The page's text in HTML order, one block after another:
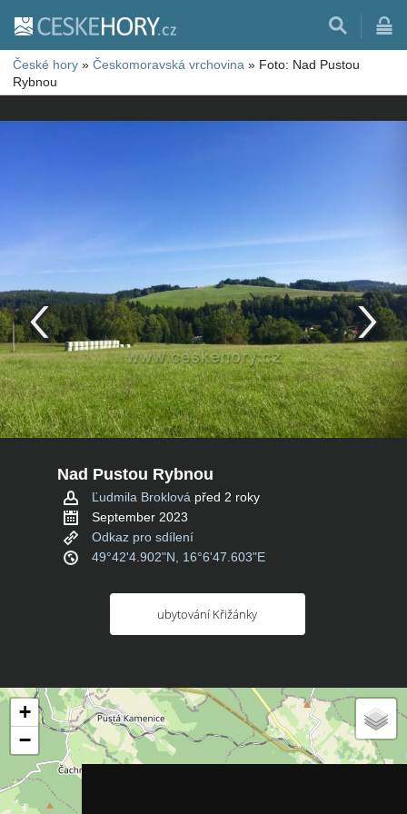
České hory » Českomoravská vrchovina » Foto: Nad Pustou
Rybnou
Nad Pustou Rybnou
Ľudmila Broklová před 2 roky
September 2023
Odkaz pro sdílení
49°42'4.902"N, 16°6'47.603"E
ubytování Křižánky
+
−